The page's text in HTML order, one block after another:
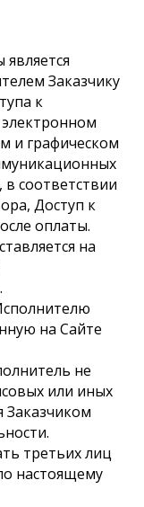
Заказчику
к
и графическом
в соответствии
Доступ к
оплаты.
на
на Сайте
не
или иных
Заказчиком
третьих лиц
настоящему